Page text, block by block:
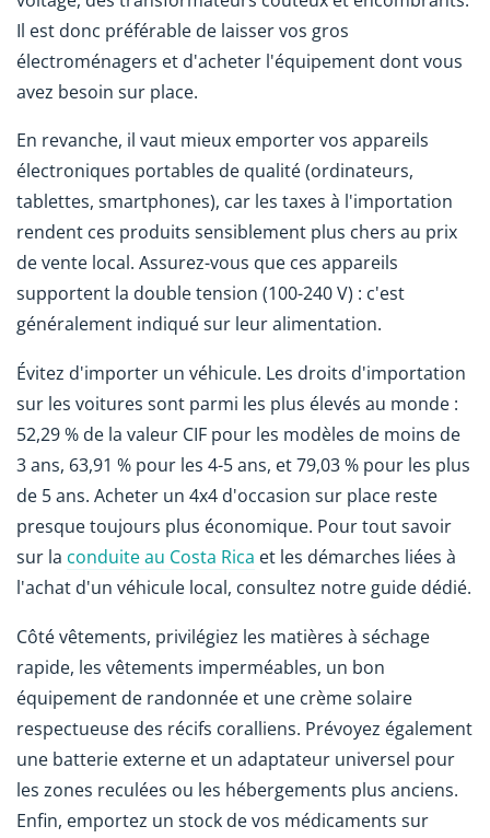
Il est donc préférable de laisser vos gros
électroménagers et d'acheter l'équipement dont vous
avez besoin sur place.
En revanche, il vaut mieux emporter vos appareils
électroniques portables de qualité (ordinateurs,
tablettes, smartphones), car les taxes à l'importation
rendent ces produits sensiblement plus chers au prix
de vente local. Assurez-vous que ces appareils
supportent la double tension (100-240 V) : c'est
généralement indiqué sur leur alimentation.
Évitez d'importer un véhicule. Les droits d'importation
sur les voitures sont parmi les plus élevés au monde :
52,29 % de la valeur CIF pour les modèles de moins de
3 ans, 63,91 % pour les 4-5 ans, et 79,03 % pour les plus
de 5 ans. Acheter un 4x4 d'occasion sur place reste
presque toujours plus économique. Pour tout savoir
sur la conduite au Costa Rica et les démarches liées à
l'achat d'un véhicule local, consultez notre guide dédié.
Côté vêtements, privilégiez les matières à séchage
rapide, les vêtements imperméables, un bon
équipement de randonnée et une crème solaire
respectueuse des récifs coralliens. Prévoyez également
une batterie externe et un adaptateur universel pour
les zones reculées ou les hébergements plus anciens.
Enfin, emportez un stock de vos médicaments sur